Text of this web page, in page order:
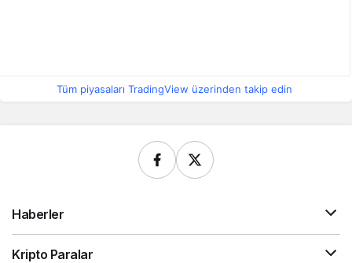
Tüm piyasaları TradingView üzerinden takip edin
Haberler
Kripto Paralar